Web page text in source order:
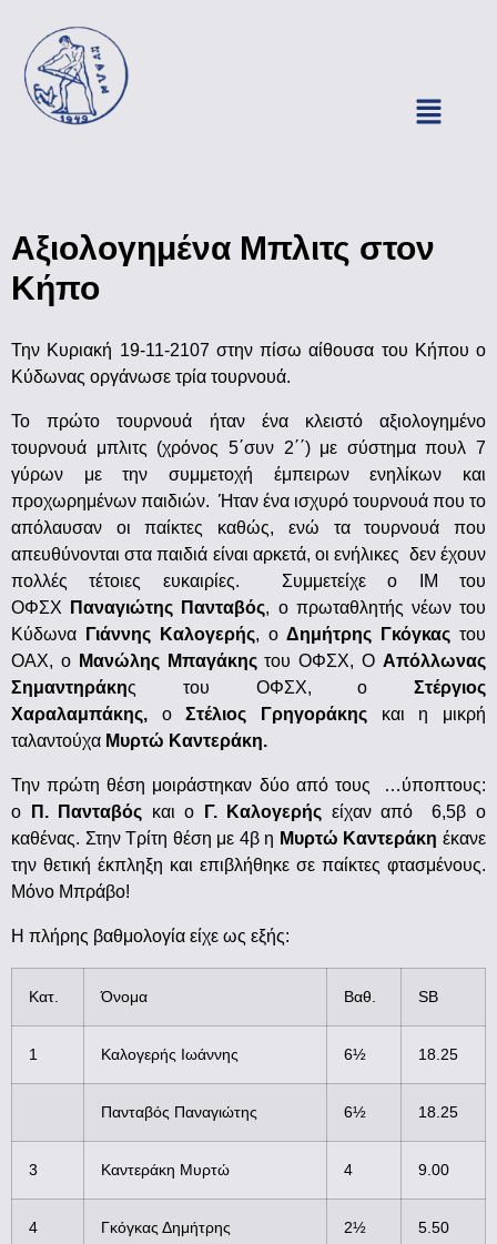
Αξιολογημένα Μπλιτς στον
Κήπο
Την Κυριακή 19-11-2107 στην πίσω αίθουσα του Κήπου ο
Κύδωνας οργάνωσε τρία τουρνουά.
Το πρώτο τουρνουά ήταν ένα κλειστό αξιολογημένο
τουρνουά μπλιτς (χρόνος 5΄συν 2΄΄) με σύστημα πουλ 7
γύρων με την συμμετοχή έμπειρων ενηλίκων και
προχωρημένων παιδιών. Ήταν ένα ισχυρό τουρνουά που το
απόλαυσαν οι παίκτες καθώς, ενώ τα τουρνουά που
απευθύνονται στα παιδιά είναι αρκετά, οι ενήλικες δεν έχουν
πολλές τέτοιες ευκαιρίες. Συμμετείχε ο ΙΜ του
ΟΦΣΧ
Παναγιώτης Πανταβός, ο πρωταθλητής νέων του
Κύδωνα
Γιάννης Καλογερής, οΔημήτρης Γκόγκας του
ΟΑΧ, ο Μανώλης Μπαγάκηςτου ΟΦΣΧ, Ο Απόλλωνας
Σημαντηράκης του ΟΦΣΧ, ο Στέργιος
Χαραλαμπάκης, οΣτέλιος Γρηγοράκης και η μικρή
ταλαντούχα Μυρτώ Καντεράκη.
Την πρώτη θέση μοιράστηκαν δύο από τους …ύποπτους:
ο
Π. Πανταβός και ο Γ. Καλογερής είχαν από 6,5β ο
καθένας. Στην Τρίτη θέση με 4β η Μυρτώ Καντεράκηέκανε
την θετική έκπληξη και επιβλήθηκε σε παίκτες φτασμένους.
Μόνο Μπράβο!
Η πλήρης βαθμολογία είχε ως εξής:
Κατ. Όνομα Βαθ. SB
1 Καλογερής Ιωάννης 6½ 18.25
Πανταβός Παναγιώτης 6½ 18.25
3 Καντεράκη Μυρτώ 4 9.00
4 Γκόγκας Δημήτρης 2½ 5.50